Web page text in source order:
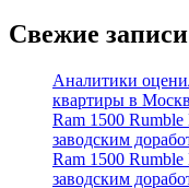
Свежие записи
Аналитики
квартиры в
Ram 1500 Rumble
заводским
Ram 1500 Rumble
заводским